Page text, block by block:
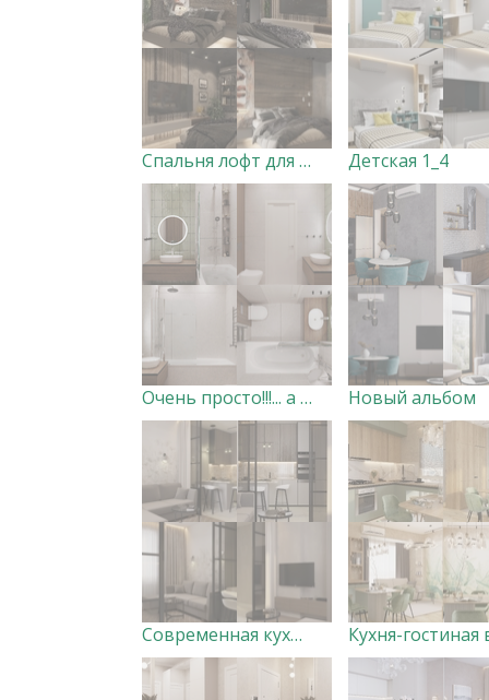
Спальня лофт для юноши Детская 1_4
Очень просто!!!... а притягивает Новый альбом
Современная кухня-гостиная